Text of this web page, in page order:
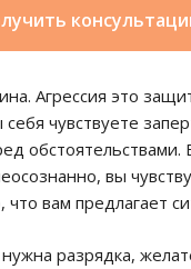
Агрессия это
чувствуете
обстоятельствами.
вы
вам предлагает
разрядка,